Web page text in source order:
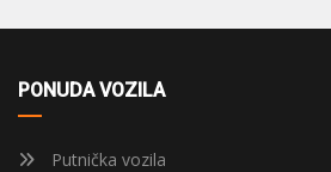
PONUDA VOZILA
Putnička vozila